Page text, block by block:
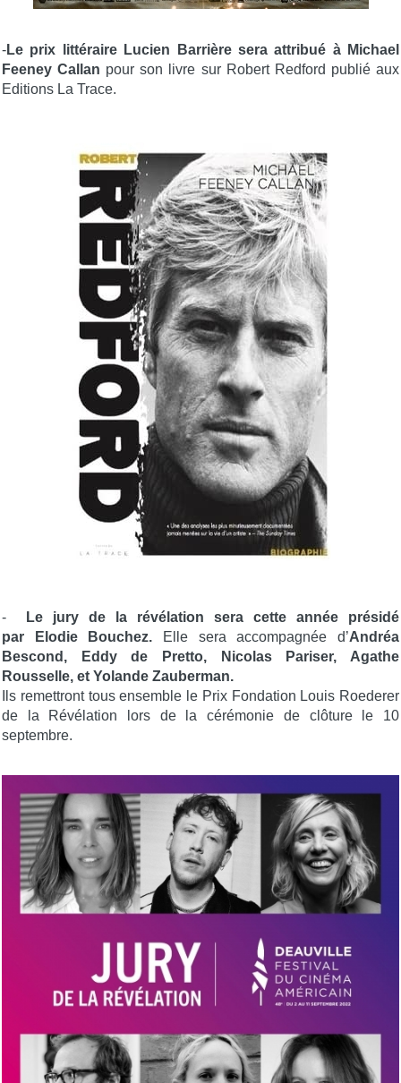
-Le prix littéraire Lucien Barrière sera attribué à Michael
Feeney Callan pour son livre sur Robert Redford publié aux
Editions La Trace.
-
Le jury de la révélation sera cette année présidé
par Elodie Bouchez. Elle sera accompagnée d’Andréa
Bescond, Eddy de Pretto, Nicolas Pariser, Agathe
Rousselle, et Yolande Zauberman.
Ils remettront tous ensemble le Prix Fondation Louis Roederer
de la Révélation lors de la cérémonie de clôture le 10
septembre.